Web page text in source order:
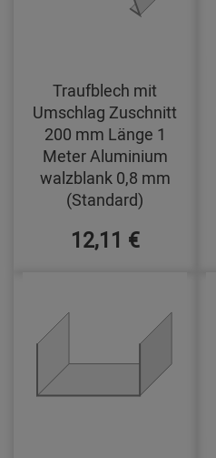
Traufblech mit
Umschlag Zuschnitt
200 mm Länge 1
Meter Aluminium
walzblank 0,8 mm
(Standard)
12,11 €